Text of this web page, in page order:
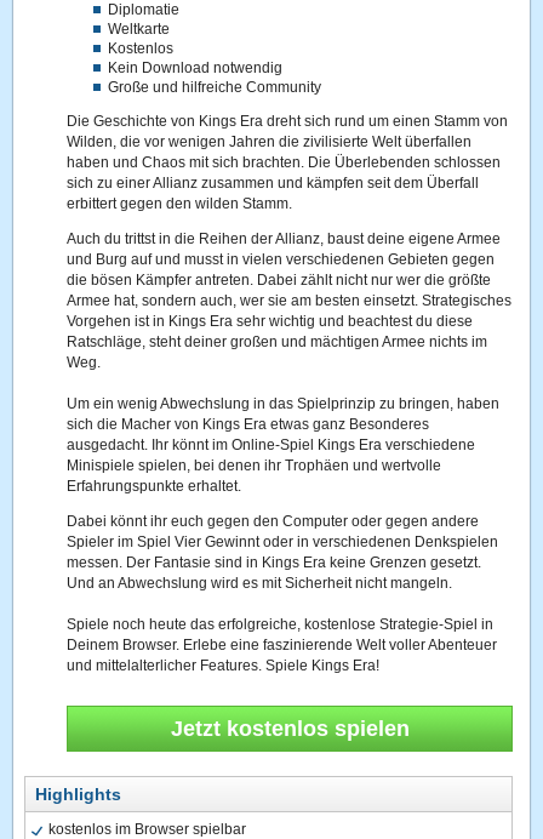
Diplomatie
Weltkarte
Kostenlos
Kein Download notwendig
Große und hilfreiche Community
Die Geschichte von Kings Era dreht sich rund um einen Stamm von
Wilden, die vor wenigen Jahren die zivilisierte Welt überfallen
haben und Chaos mit sich brachten. Die Überlebenden schlossen
sich zu einer Allianz zusammen und kämpfen seit dem Überfall
erbittert gegen den wilden Stamm.
Auch du trittst in die Reihen der Allianz, baust deine eigene Armee
und Burg auf und musst in vielen verschiedenen Gebieten gegen
die bösen Kämpfer antreten. Dabei zählt nicht nur wer die größte
Armee hat, sondern auch, wer sie am besten einsetzt. Strategisches
Vorgehen ist in Kings Era sehr wichtig und beachtest du diese
Ratschläge, steht deiner großen und mächtigen Armee nichts im
Weg.
Um ein wenig Abwechslung in das Spielprinzip zu bringen, haben
sich die Macher von Kings Era etwas ganz Besonderes
ausgedacht. Ihr könnt im Online-Spiel Kings Era verschiedene
Minispiele spielen, bei denen ihr Trophäen und wertvolle
Erfahrungspunkte erhaltet.
Dabei könnt ihr euch gegen den Computer oder gegen andere
Spieler im Spiel Vier Gewinnt oder in verschiedenen Denkspielen
messen. Der Fantasie sind in Kings Era keine Grenzen gesetzt.
Und an Abwechslung wird es mit Sicherheit nicht mangeln.
Spiele noch heute das erfolgreiche, kostenlose Strategie-Spiel in
Deinem Browser. Erlebe eine faszinierende Welt voller Abenteuer
und mittelalterlicher Features. Spiele Kings Era!
Jetzt kostenlos spielen
Highlights
kostenlos im Browser spielbar